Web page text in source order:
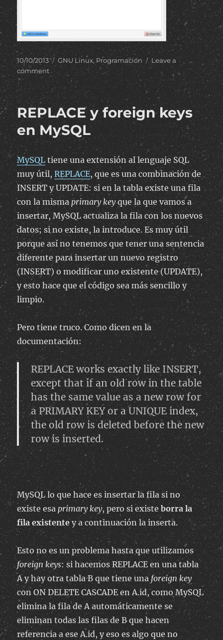
Posted
on
10/10/2013 Categories
GNU Linux,Programación
Leave a
commenton
Autobombo:
Linux
Caller
Id
REPLACE y foreign keys
en MySQL
MySQL tiene una extensión al lenguaje SQL
muy útil,REPLACE, que es una combinación de
INSERT y UPDATE: si en la tabla existe una fila
con la mismaprimary keyque la que vamos a
insertar, MySQL actualiza la fila con los nuevos
datos; si no existe, la introduce. Es muy útil
porque así no tenemos que tener una sentencia
diferente para insertar un nuevo registro
(INSERT) o modificar uno existente (UPDATE),
y esto hace que el código sea más sencillo y
limpio.
Pero tiene truco. Como dicen en la
documentación:
REPLACE works exactly like INSERT,
except that if an old row in the table
has the same value as a new row for
a PRIMARY KEY or a UNIQUE index,
the old row is deleted before the new
row is inserted.
MySQL lo que hace es insertar la fila si no
existe esaprimary key, pero si existeborra la
fila existentey a continuación la inserta.
Esto no es un problema hasta que utilizamos
foreign keys: si hacemos REPLACE en una tabla
A y hay otra tabla B que tiene unaforeign key
con ON DELETE CASCADE en A.id, como MySQL
elimina la fila de A automáticamente se
eliminan todas las filas de B que hacen
referencia a ese A.id, y eso es algo que no